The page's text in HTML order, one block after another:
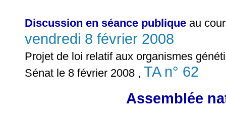
Discussion en séance publique au
vendredi 8 février 2008
Projet de loi relatif aux organismes
Sénat le 8 février 2008 , TA n° 62
Assemblée